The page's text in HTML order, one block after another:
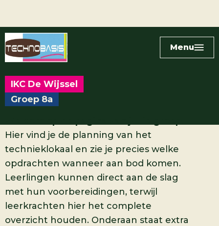
Menu
IKC De Wijssel
Groep 8a
Hier vind je de planning van het
technieklokaal en zie je precies welke
opdrachten wanneer aan bod komen.
Leerlingen kunnen direct aan de slag
met hun voorbereidingen, terwijl
leerkrachten hier het complete
overzicht houden. Onderaan staat extra